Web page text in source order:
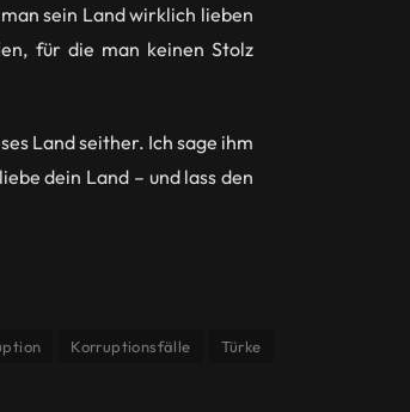
sein Land wirklich lieben
für die man keinen Stolz
Land seither. Ich sage ihm
dein Land – und lass den
Korruptionsfälle
Türke